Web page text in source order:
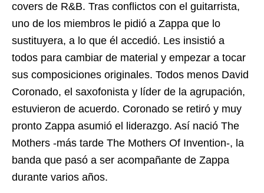
covers de R&B. Tras conflictos con el guitarrista,
uno de los miembros le pidió a Zappa que lo
sustituyera, a lo que él accedió. Les insistió a
todos para cambiar de material y empezar a tocar
sus composiciones originales. Todos menos David
Coronado, el saxofonista y líder de la agrupación,
estuvieron de acuerdo. Coronado se retiró y muy
pronto Zappa asumió el liderazgo. Así nació The
Mothers -más tarde The Mothers Of Invention-, la
banda que pasó a ser acompañante de Zappa
durante varios años.